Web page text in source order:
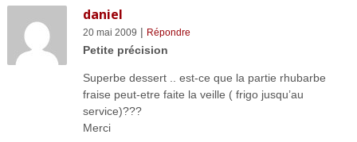
daniel
20 mai 2009 | Répondre
Petite précision
Superbe dessert .. est-ce que la partie rhubarbe
fraise peut-etre faite la veille ( frigo jusqu’au
service)???
Merci